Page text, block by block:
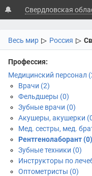
🔔 Свердловская
Весь мир ▷ Россия ▷
Профессия:
Медицинский персонал
Врачи (2)
Фельдшеры (0)
Зубные врачи (0)
Акушеры, акушерки
Мед. сестры, мед.
Рентгенолаборант (0)
Зубные техники (0)
Инструкторы по
Оптометристы (0)